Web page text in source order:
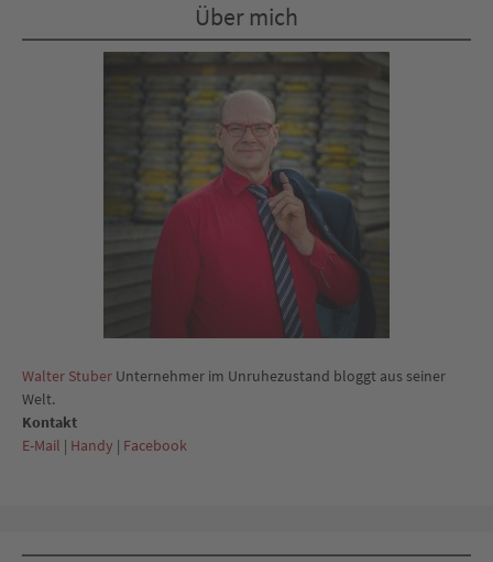
Über mich
Walter Stuber Unternehmer im Unruhezustand bloggt aus seiner
Welt.
Kontakt
E-Mail | Handy | Facebook